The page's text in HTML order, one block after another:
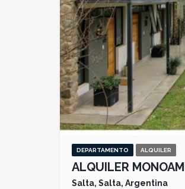
DEPARTAMENTO ALQUILER
ALQUILER
Salta, Salta, Argentina